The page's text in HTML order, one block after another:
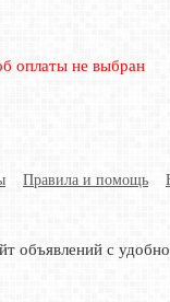
оплаты не выбран
Правила и помощь
объявлений с